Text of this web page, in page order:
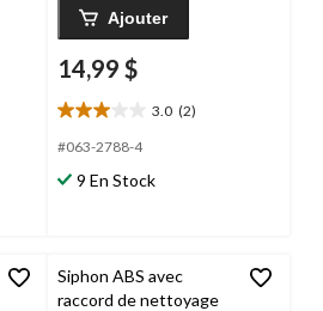
Ajouter
14,99 $
3.0 (2)
3.0
étoile(s)
5.
#063-2788-4
9 En Stock
Siphon ABS avec
raccord de nettoyage